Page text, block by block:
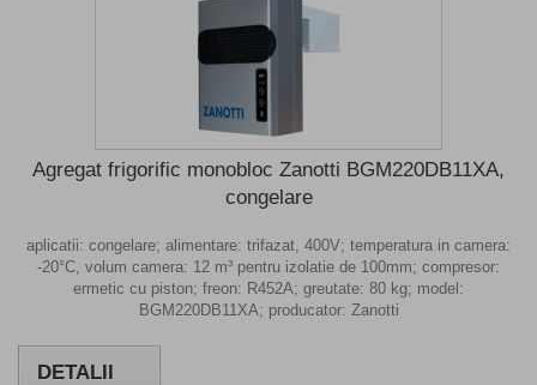
Agregat frigorific monobloc Zanotti BGM220DB11XA,
congelare
aplicatii: congelare; alimentare: trifazat, 400V; temperatura in camera:
-20°C, volum camera: 12 m³ pentru izolatie de 100mm; compresor:
ermetic cu piston; freon: R452A; greutate: 80 kg; model:
BGM220DB11XA; producator: Zanotti
DETALII